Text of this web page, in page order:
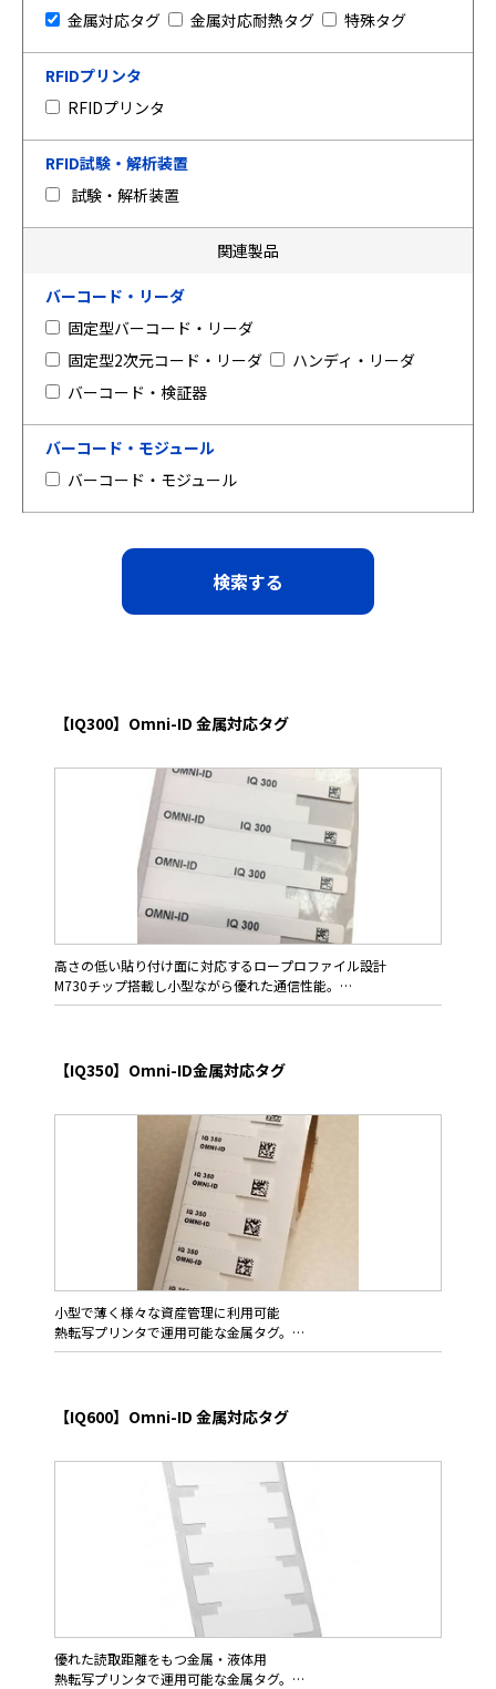
金属対応タグ
金属対応耐熱タグ 特殊タグ
RFIDプリンタ
RFIDプリンタ
RFID試験・解析装置
試験・解析装置
関連製品
バーコード・リーダ
固定型バーコード・リーダ
固定型2次元コード・リーダ
ハンディ・リーダ
バーコード・検証器
バーコード・モジュール
バーコード・モジュール
【IQ300】Omni-ID 金属対応タグ
高さの低い貼り付け面に対応するロープロファイル設計
M730チップ搭載し小型ながら優れた通信性能。
特にIQ300は高さを抑えたサイズに仕上げ、薄型PCやスマート
IT,オフィス,病院等の資産管理、金属を用いた薄型パッケージの
物流管理、金属資材の製造・保守管理用途に従来のラベル感覚で
【IQ350】Omni-ID金属対応タグ
小型で薄く様々な資産管理に利用可能
熱転写プリンタで運用可能な金属タグ。
対しロール仕様で供給します。
することで、コストと時間を抑えた運用展開を可能にします。
そのフォルムと金属・液体への対応能力を活かし、従来品では
実現困難であった製造工程からサプライチェーンまで利用可能な
一貫した仕組づくりにお役立て頂けます。
IT,オフィス,病院等の資産管理、金属を用いた内容物またはパッ
ケージの物流管理、金属資材の製造・保守管理用途に従来のラベ
ル感覚でお使いいただけます
【IQ600】Omni-ID 金属対応タグ
優れた読取距離をもつ金属・液体用
熱転写プリンタで運用可能な金属タグ。